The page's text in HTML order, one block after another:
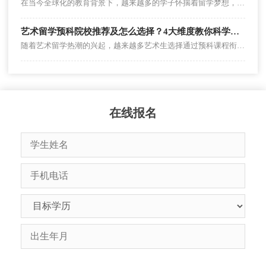
在当今全球化的教育背景下，越来越多的学子怀揣着留学梦想，期望在国际舞台上拓展视野、提升自我。而英国北方大学联盟（NCUK）项目，宛如一座精心搭建的金色桥梁，为广大学子铺就了一条通往世界名校的便捷之路。那么，NCUK 项目究竟是什么呢？它又有着怎样独特的魅力和优势呢？
艺术留学预科院校推荐及怎么选择？4大维度教你科学选择
随着艺术留学热潮的兴起，越来越多艺术生选择通过预科课程衔接海外名校，既能弥补语言和专业差距，又能提前适应国外教学模式。但面对市面上五花八门的预科项目，很多学生和家长都会陷入 “选院校”“怎么选” 的困境。本文将详细盘点国内外优质艺术留学预科院校，并分享 4 个核心选择维度，帮你避开误区、精准匹配。
在线报名